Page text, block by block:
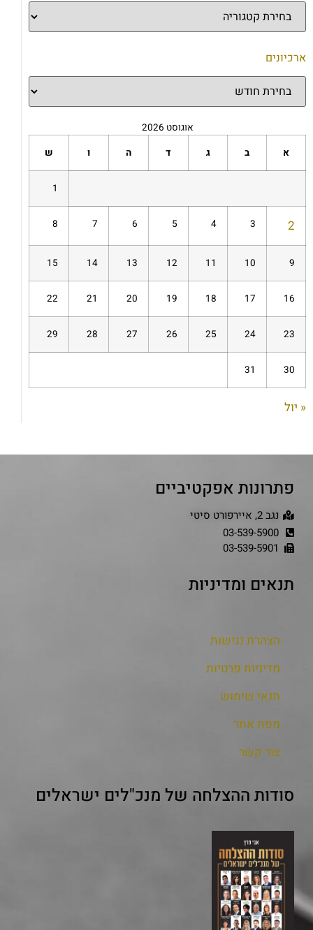
ארכיונים
אוגוסט 2026
א
ב ג ד ה ו ש
1
2
3
4
5
6
7
8
9
10
11
12
13
14
15
16
17
18
19
20
21
22
23
24
25
26
27
28
29
30
31
« יול
פתרונות אפקטיביים
נגב 2, איירפורט סיטי
03-539-5900
03-539-5901
תנאים ומדיניות
הצהרת נגישות
מדיניות פרטיות
תנאי שימוש
מפת אתר
צור קשר
סודות ההצלחה של מנכ"לים ישראלים